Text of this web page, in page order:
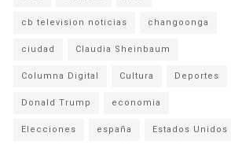
cb television noticias changoonga
ciudad Claudia Sheinbaum
Columna Digital Cultura Deportes
Donald Trump economia
Elecciones españa Estados Unidos